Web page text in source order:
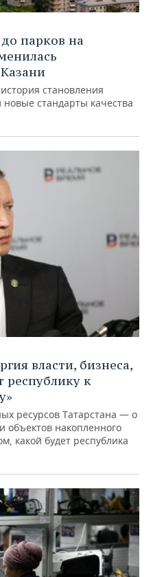
парков на
становления
новые стандарты качества
власти, бизнеса,
республику к
ресурсов Татарстана — о
объектов накопленного
какой будет республика